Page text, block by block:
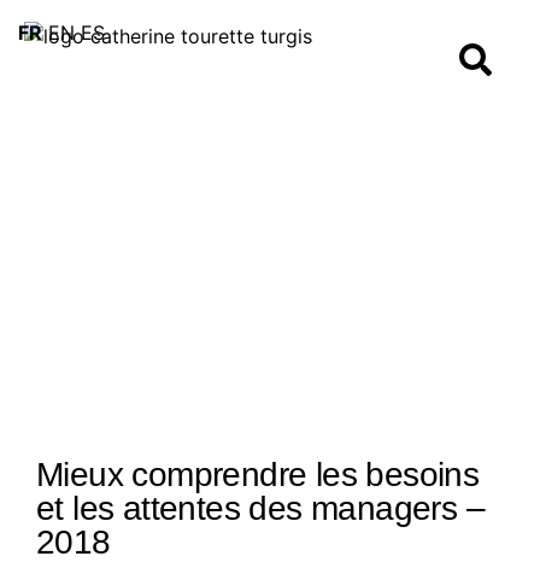
Mieux comprendre les besoins
et les attentes des managers –
2018
FR EN ES